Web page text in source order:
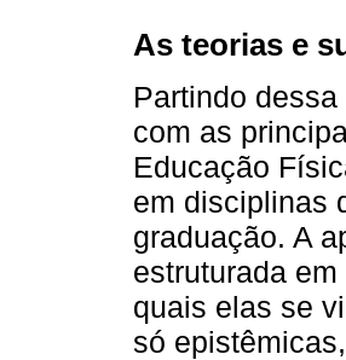
As teorias e
Partindo
com as
Educação
em disciplinas
graduação. A
estruturada
quais elas se
só